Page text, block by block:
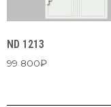
ND 1213
99 800₽